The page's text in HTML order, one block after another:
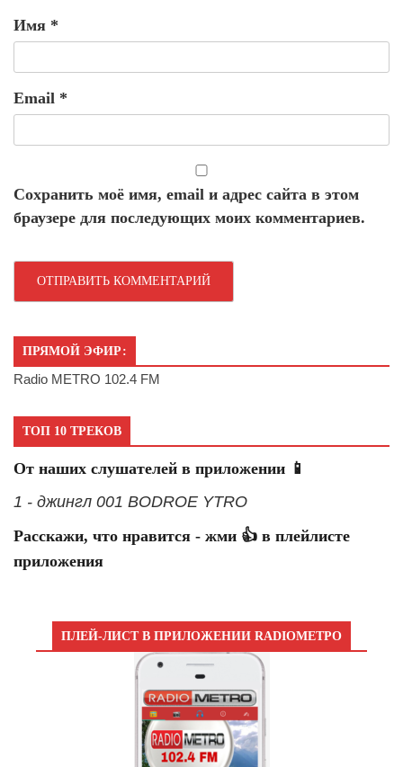
Имя *
Email *
Сохранить моё имя, email и адрес сайта в этом
браузере для последующих моих комментариев.
ПРЯМОЙ ЭФИР:
Radio METRO 102.4 FM
ТОП 10 ТРЕКОВ
От наших слушателей в приложении 📱
1 - джингл 001 BODROE YTRO
Расскажи, что нравится - жми 👍 в плейлисте
приложения
ПЛЕЙ-ЛИСТ В ПРИЛОЖЕНИИ RADIOМЕТРО